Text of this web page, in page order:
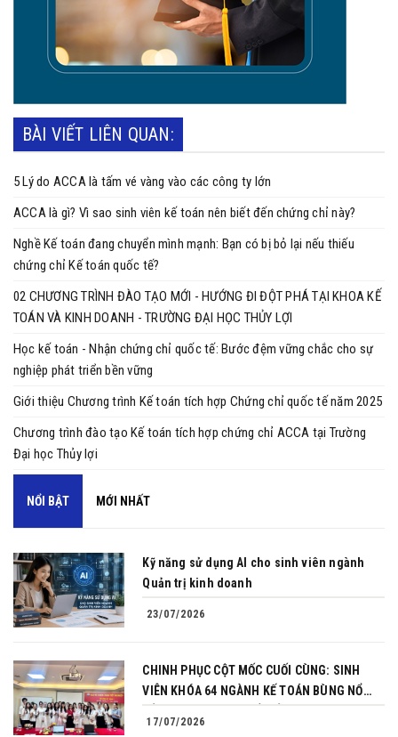
BÀI VIẾT LIÊN QUAN:
5 Lý do ACCA là tấm vé vàng vào các công ty lớn
ACCA là gì? Vì sao sinh viên kế toán nên biết đến chứng chỉ này?
Nghề Kế toán đang chuyển mình mạnh: Bạn có bị bỏ lại nếu thiếu
chứng chỉ Kế toán quốc tế?
02 CHƯƠNG TRÌNH ĐÀO TẠO MỚI - HƯỚNG ĐI ĐỘT PHÁ TẠI KHOA KẾ
TOÁN VÀ KINH DOANH - TRƯỜNG ĐẠI HỌC THỦY LỢI
Học kế toán - Nhận chứng chỉ quốc tế: Bước đệm vững chắc cho sự
nghiệp phát triển bền vững
Giới thiệu Chương trình Kế toán tích hợp Chứng chỉ quốc tế năm 2025
Chương trình đào tạo Kế toán tích hợp chứng chỉ ACCA tại Trường
Đại học Thủy lợi
NỔI BẬT MỚI NHẤT
Kỹ năng sử dụng AI cho sinh viên ngành
Quản trị kinh doanh
23/07/2026
CHINH PHỤC CỘT MỐC CUỐI CÙNG: SINH
VIÊN KHÓA 64 NGÀNH KẾ TOÁN BÙNG NỔ
17/07/2026